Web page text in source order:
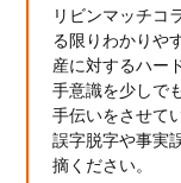
リビンマッチコ
る限りわかりや
産に対するハー
手意識を少しで
手伝いをさせて
誤字脱字や事実
摘ください。